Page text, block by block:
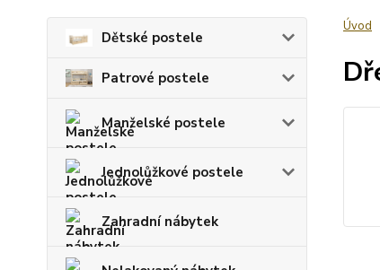
Dětské postele
Patrové postele
Manželské postele
Jednolůžkové postele
Zahradní nábytek
Úvod